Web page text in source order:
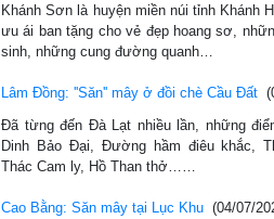
Khánh Sơn là huyện miền núi tỉnh Khánh
ưu ái ban tặng cho vẻ đẹp hoang sơ,
sinh, những cung đường quanh…
Lâm Đồng: ''Săn'' mây ở đồi chè Cầu Đất
Đã từng đến Đà Lạt nhiều lần, những
Dinh Bảo Đại, Đường hầm điêu khắc,
Thác Cam ly, Hồ Than thở……
Cao Bằng: Săn mây tại Lục Khu (04/07/